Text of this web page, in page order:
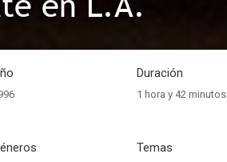
Duración
1 hora y 42 minutos
Temas